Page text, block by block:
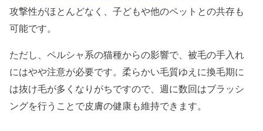
攻撃性がほとんどなく、子どもや他のペットとの共存も
可能です。
ただし、ペルシャ系の猫種からの影響で、被毛の手入れ
にはやや注意が必要です。柔らかい毛質ゆえに換毛期に
は抜け毛が多くなりがちですので、週に数回はブラッシ
ングを行うことで皮膚の健康も維持できます。